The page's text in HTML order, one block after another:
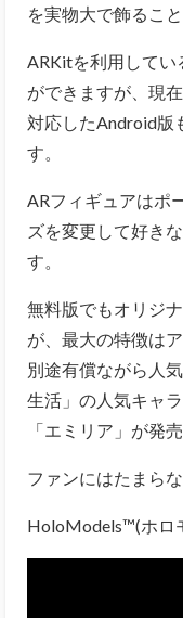
を実物大で飾るこ
ARKitを利用してい
ができますが、現
対応したAndroid版
す。
ARフィギュアはポ
ズを変更して好き
す。
無料版でもオリジ
が、最大の特徴は
別途有償ながら人
生活」の人気キャ
「エミリア」が発
ファンにはたまら
HoloModels™(ホロ